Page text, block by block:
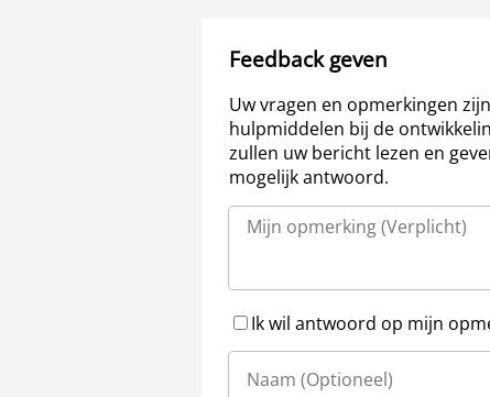
Feedback geven
Uw vragen en opmerkingen
hulpmiddelen bij de
zullen uw bericht lezen en
mogelijk antwoord.
Ik wil antwoord op mijn